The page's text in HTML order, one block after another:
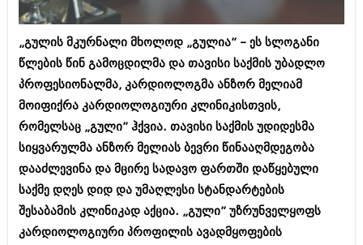
კულინარია
ავტორჩევები
ბელადები
ბიზნესსიახლეები
გვარები
თემიდას სასწორი
იუმორი
კალეიდოსკოპი
ბიზნესსიახლეები
გვარები
თემიდას სასწორი
იუმორი
კალეიდოსკოპი
ჰოროსკოპი და შეუცნობელი
კრიმინალი
რომანი და დეტექტივი
„გულის მკურნალი მხოლოდ „გულია” – ეს სლოგანი
წლების წინ გამოცდილმა და თავისი საქმის უბადლო
პროფესიონალმა, კარდიოლოგმა ანზორ მელიამ
მოიფიქრა კარდიოლოგიური კლინიკისთვის,
რომელსაც „გული” ჰქვია. თავისი საქმის უდიდესმა
სიყვარულმა ანზორ მელიას ბევრი წინააღმდეგობა
დააძლევინა და მცირე სადავო ფართში დაწყებული
საქმე დღეს დიდ და უმაღლესი სტანდარტების
შესაბამის კლინიკად აქცია. „გული” უზრუნველყოფს
კარდიოლოგიური პროფილის ავადმყოფების